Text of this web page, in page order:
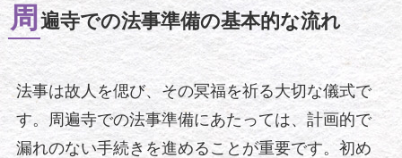
周 遍寺での法事準備の基本的な流れ
法事は故人を偲び、その冥福を祈る大切な儀式で
す。周遍寺での法事準備にあたっては、計画的で
漏れのない手続きを進めることが重要です。初め